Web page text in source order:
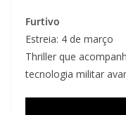
Furtivo
Estreia: 4 de março
Thriller que
tecnologia militar